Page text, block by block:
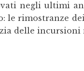
negli ultimi
rimostranze
delle